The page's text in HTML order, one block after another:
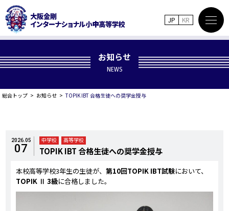
お知らせ
NEWS
総合トップ お知らせ TOPIK IBT 合格生徒への奨学金授与
JP KR
2026.05
07
中学校 高等学校
TOPIK IBT 合格生徒への奨学金授与
本校高等学校3年生の生徒が、第10回TOPIK IBT試験において、
TOPIK Ⅱ 3級に合格しました。